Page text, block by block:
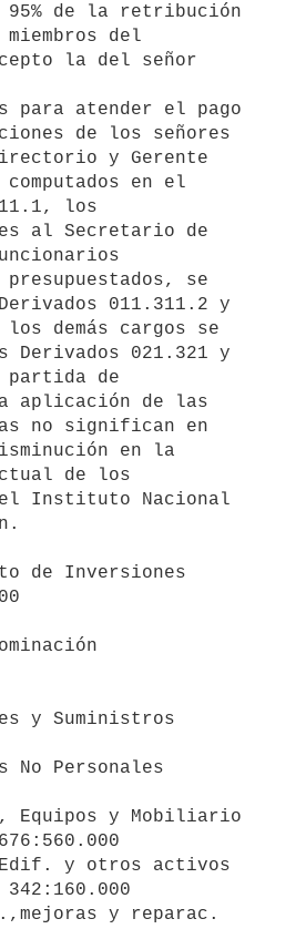
95% de la retribución
del
la del señor
de los señores
y Gerente
en el
los
al Secretario de
se
011.311.2 y
demás cargos se
Derivados 021.321 y
partida de
aplicación de las
no significan en
en la
de los
Instituto Nacional
de Inversiones